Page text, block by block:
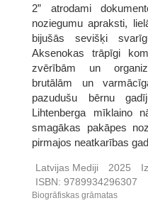
2” atrodami
noziegumu apraksti,
bijušās sevišķi
Aksenokas trāpīgi
zvērībām un
brutālām un
pazudušu bērnu
Lihtenberga mīklaino
smagākas pakāpes
pirmajos neatkarības
Latvijas Mediji 2025
ISBN: 9789934296307
Biogrāfiskas grāmatas